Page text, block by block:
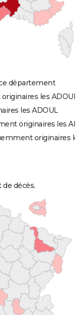
département
les ADOUL
les ADOUL
originaires les
originaires
décès.